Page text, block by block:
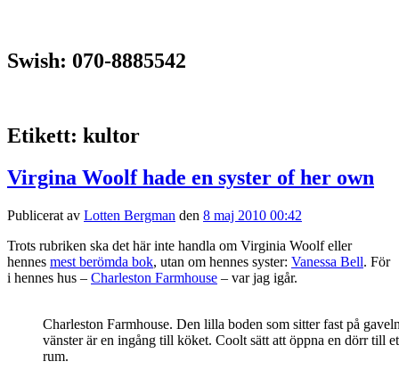
Swish: 070-8885542
Etikett: kultor
Virgina Woolf hade en syster of her own
Publicerat av Lotten Bergman den 8 maj 2010 00:42
Trots rubriken ska det här inte handla om Virginia Woolf eller
hennes mest berömda bok, utan om hennes syster: Vanessa Bell. För
i hennes hus – Charleston Farmhouse – var jag igår.
Charleston Farmhouse. Den lilla boden som sitter fast på
vänster är en ingång till köket. Coolt sätt att öppna en dörr till
rum.